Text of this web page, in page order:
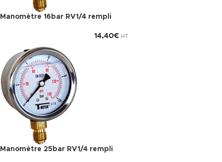
Manomètre 16bar RV1/4 rempli
14,40€ HT
Manomètre 25bar RV1/4 rempli